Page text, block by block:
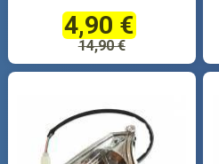
4,90 €
14,90 €